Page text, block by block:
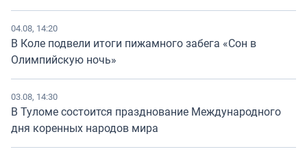
04.08, 14:20
В Коле подвели итоги пижамного забега «Сон в
Олимпийскую ночь»
03.08, 14:30
В Туломе состоится празднование Международного
дня коренных народов мира